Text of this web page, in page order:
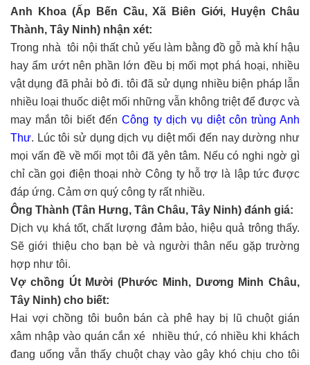
Anh Khoa (Ấp Bến Cầu, Xã Biên Giới, Huyện Châu
Thành, Tây Ninh) nhận xét:
Trong nhà tôi nội thất chủ yếu làm bằng đồ gỗ mà khí hậu
hay ẩm ướt nên phần lớn đều bị mối mọt phá hoại, nhiều
vật dụng đã phải bỏ đi. tôi đã sử dụng nhiều biện pháp lẫn
nhiều loại thuốc diệt mối những vẫn không triệt để được và
may mắn tôi biết đếnCông ty dịch vụ diệt côn trùng Anh
Thư. Lúc tôi sử dụng dịch vụ diệt mối đến nay dường như
mọi vấn đề về mối mọt tôi đã yên tâm. Nếu có nghi ngờ gì
chỉ cần gọi điện thoại nhờ Công ty hỗ trợ là lập tức được
đáp ứng. Cảm ơn quý công ty rất nhiều.
Ông Thành (Tân Hưng, Tân Châu, Tây Ninh) đánh giá:
Dịch vụ khá tốt, chất lượng đảm bảo, hiệu quả trông thấy.
Sẽ giới thiệu cho bạn bè và người thân nếu gặp trường
hợp như tôi.
Vợ chồng Út Mười (Phước Minh, Dương Minh Châu,
Tây Ninh) cho biết:
Hai vợi chồng tôi buôn bán cà phê hay bị lũ chuột gián
xâm nhập vào quán cắn xé nhiều thứ, có nhiều khi khách
đang uống vẫn thấy chuột chạy vào gây khó chịu cho tôi